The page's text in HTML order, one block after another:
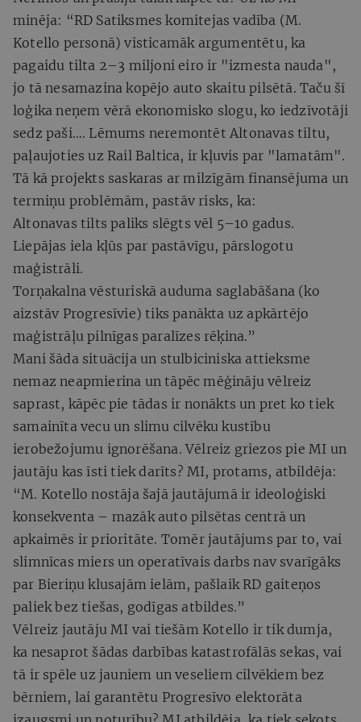
minēja: “RD Satiksmes komitejas vadība (M.
Kotello personā) visticamāk argumentētu, ka
pagaidu tilta 2–3 miljoni eiro ir "izmesta nauda",
jo tā nesamazina kopējo auto skaitu pilsētā. Taču šī
loģika neņem vērā ekonomisko slogu, ko iedzīvotāji
sedz paši…. Lēmums neremontēt Altonavas tiltu,
paļaujoties uz Rail Baltica, ir kļuvis par "lamatām".
Tā kā projekts saskaras ar milzīgām finansējuma un
termiņu problēmām, pastāv risks, ka:
Altonavas tilts paliks slēgts vēl 5–10 gadus.
Liepājas iela kļūs par pastāvīgu, pārslogotu
maģistrāli.
Torņakalna vēsturiskā auduma saglabāšana (ko
aizstāv Progresīvie) tiks panākta uz apkārtējo
maģistrāļu pilnīgas paralīzes rēķina.”
Mani šāda situācija un stulbiciniska attieksme
nemaz neapmierina un tāpēc mēģināju vēlreiz
saprast, kāpēc pie tādas ir nonākts un pret ko tiek
samainīta vecu un slimu cilvēku kustību
ierobežojumu ignorēšana. Vēlreiz griezos pie MI un
jautāju kas īsti tiek darīts? MI, protams, atbildēja:
“M. Kotello nostāja šajā jautājumā ir ideoloģiski
konsekventa – mazāk auto pilsētas centrā un
apkaimēs ir prioritāte. Tomēr jautājums par to, vai
slimnīcas miers un operatīvais darbs nav svarīgāks
par Bieriņu klusajām ielām, pašlaik RD gaiteņos
paliek bez tiešas, godīgas atbildes.”
Vēlreiz jautāju MI vai tiešām Kotello ir tik dumja,
ka nesaprot šādas darbības katastrofālās sekas, vai
tā ir spēle uz jauniem un veseliem cilvēkiem bez
bērniem, lai garantētu Progresīvo elektorāta